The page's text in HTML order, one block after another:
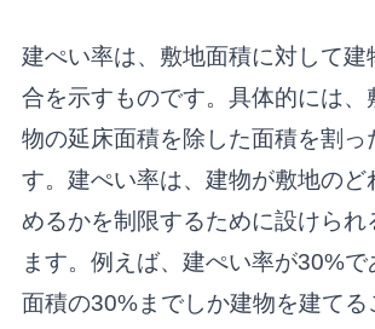
建ぺい率は、敷地面積に対して建
合を示すものです。具体的には、
物の延床面積を除した面積を割っ
す。建ぺい率は、建物が敷地のど
めるかを制限するために設けられ
ます。例えば、建ぺい率が30%
面積の30%までしか建物を建てる